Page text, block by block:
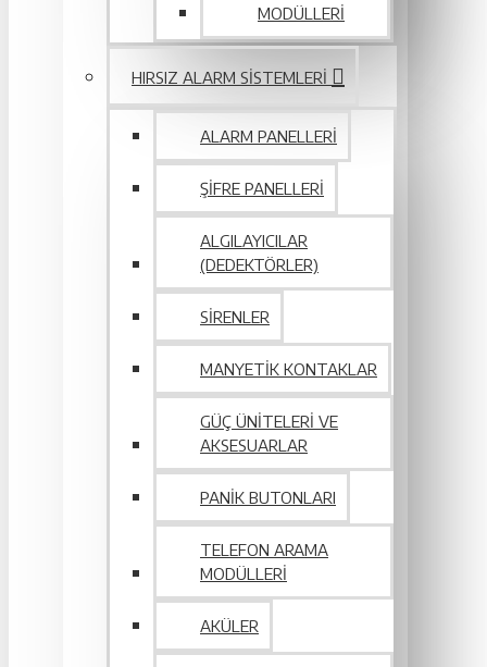
MODÜLLERI
HIRSIZ ALARM SISTEMLERI
ALARM PANELLERI
ŞIFRE PANELLERI
ALGILAYICILAR
(DEDEKTÖRLER)
SIRENLER
MANYETIK KONTAKLAR
GÜÇ ÜNITELERI VE
AKSESUARLAR
PANIK BUTONLARI
TELEFON ARAMA
MODÜLLERI
AKÜLER